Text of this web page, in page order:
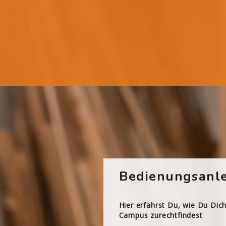
Hier erfährst Du, wie Du
Campus zurechtfindest